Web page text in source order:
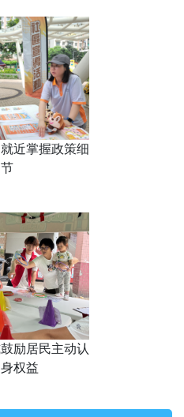
近掌握政策细
节
励居民主动认
权益